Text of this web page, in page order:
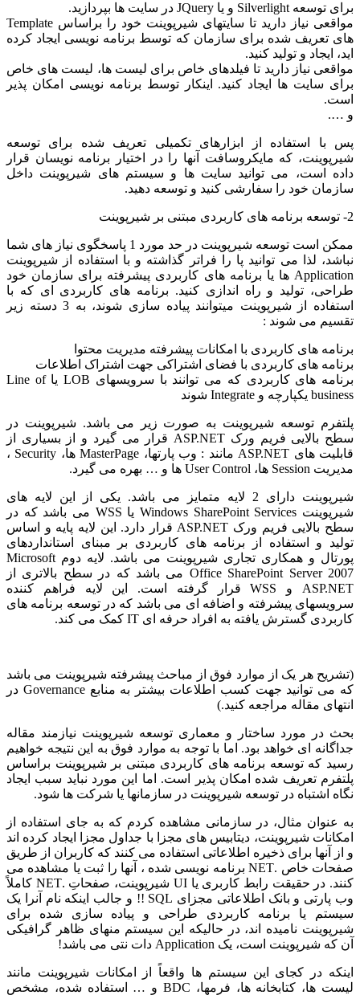
برای توسعه Silverlight و یا JQuery در سایت ها بپردازید.
مواقعی نیاز دارید تا سایتهای شیرپوینت خود را براساس Template
های تعریف شده برای سازمان که توسط برنامه نویسی ایجاد کرده
اید، ایجاد و تولید کنید.
مواقعی نیاز دارید تا فیلدهای خاص برای لیست ها، لیست های خاص
برای سایت ها ایجاد کنید. اینکار توسط برنامه نویسی امکان پذیر
است.
و ….
پس با استفاده از ابزارهای تکمیلی تعریف شده برای توسعه
شیرپوینت، که مایکروسافت آنها را در اختیار برنامه نویسان قرار
داده است، می توانید سایت ها و سیستم های شیرپوینت داخل
سازمان خود را سفارشی کنید و توسعه دهید.
2- توسعه برنامه های کاربردی مبتنی بر شیرپوینت
ممکن است توسعه شیرپوینت در حد مورد 1 پاسخگوی نیاز های شما
نباشد، لذا می توانید پا را فراتر گذاشته و با استفاده از شیرپوینت
Application ها یا برنامه های کاربردی پیشرفته برای سازمان خود
طراحی، تولید و راه اندازی کنید. برنامه های کاربردی ای که با
استفاده از شیرپوینت میتوانند پیاده سازی شوند، به 3 دسته زیر
تقسیم می شوند :
برنامه های کاربردی با امکانات پیشرفته مدیریت محتوا
برنامه های کاربردی با فضای اشتراکی جهت اشتراک اطلاعات
برنامه های کاربردی که می توانند با سرویسهای LOB یا Line of
business یکپارچه و Integrate شوند
پلتفرم توسعه شیرپوینت به صورت زیر می باشد. شیرپوینت در
سطح بالایی فریم ورک ASP.NET قرار می گیرد و از بسیاری از
قابلیت های ASP.NET مانند : وب پارتها، MasterPage ها، Security ،
مدیریت Session ها، User Control ها و … بهره می گیرد.
شیرپوینت دارای 2 لایه متمایز می باشد. یکی از این لایه های
شیرپوینت Windows SharePoint Services یا WSS می باشد که در
سطح بالایی فریم ورک ASP.NET قرار دارد. این لایه پایه و اساس
تولید و استفاده از برنامه های کاربردی بر مبنای استانداردهای
پورتال و همکاری تجاری شیرپوینت می باشد. لایه دوم Microsoft
Office SharePoint Server 2007 می باشد که در سطح بالاتری از
ASP.NET و WSS قرار گرفته است. این لایه فراهم کننده
سرویسهای پیشرفته و اضافه ای می باشد که در توسعه برنامه های
کاربردی گسترش یافته به افراد حرفه ای IT کمک می کند.
(تشریح هر یک از موارد فوق از مباحث پیشرفته شیرپوینت می باشد
که می توانید جهت کسب اطلاعات بیشتر به منابع Governance در
انتهای مقاله مراجعه کنید.)
بحث در مورد ساختار و معماری توسعه شیرپوینت نیازمند مقاله
جداگانه ای خواهد بود. اما با توجه به موارد فوق به این نتیجه خواهیم
رسید که توسعه برنامه های کاربردی مبتنی بر شیرپوینت براساس
پلتفرم تعریف شده امکان پذیر است. اما این مورد نباید سبب ایجاد
نگاه اشتباه در توسعه شیرپوینت در سازمانها یا شرکت ها شود.
به عنوان مثال، در سازمانی مشاهده کردم که به جای استفاده از
امکانات شیرپوینت، دیتابیس های مجزا با جداول مجزا ایجاد کرده اند
و از آنها برای ذخیره اطلاعاتی استفاده می کنند که کاربران از طریق
صفحات خاص .NET برنامه نویسی شده ، آنها را ثبت یا مشاهده می
کنند. در حقیقت رابط کاربری یا UI شیرپوینت، صفحاتِ .NET کاملاً
وب پارتی و بانک اطلاعاتی مجزای SQL !! و جالب اینکه نام آنرا یک
سیستم یا برنامه کاربردی طراحی و پیاده سازی شده برای
شیرپوینت نامیده اند، در حالیکه این سیستم منهای ظاهر گرافیکی
آن که شیرپوینت است، یک Application دات نتی می باشد!
اینکه در کجای این سیستم ها واقعاً از امکانات شیرپوینت مانند
لیست ها، کتابخانه ها، فرمها، BDC و … استفاده شده، مشخص